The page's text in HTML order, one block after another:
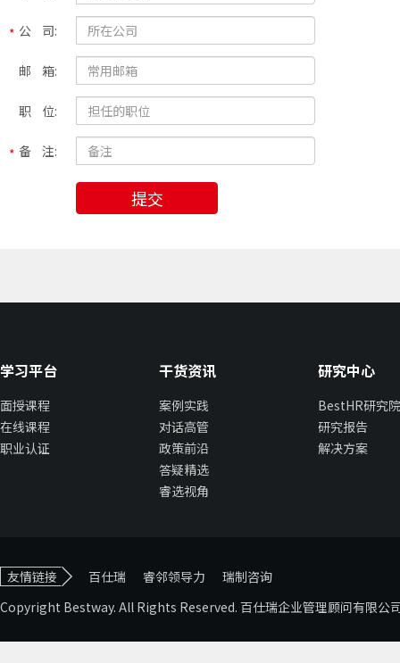
公 司:
邮 箱:
职 位:
备 注:
提交
学习平台
面授课程
在线课程
职业认证
干货资讯
案例实践
对话高管
政策前沿
答疑精选
睿选视角
研究中心
BestHR研究院
研究报告
解决方案
友情链接 百仕瑞 睿邻领导力
瑞制咨询
Copyright Bestway. All Rights Reserved. 百仕瑞企业管理顾问有限公